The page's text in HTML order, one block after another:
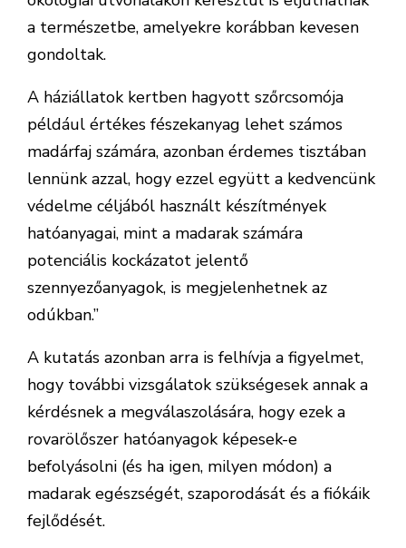
a természetbe, amelyekre korábban kevesen
gondoltak.
A háziállatok kertben hagyott szőrcsomója
például értékes fészekanyag lehet számos
madárfaj számára, azonban érdemes tisztában
lennünk azzal, hogy ezzel együtt a kedvencünk
védelme céljából használt készítmények
hatóanyagai, mint a madarak számára
potenciális kockázatot jelentő
szennyezőanyagok, is megjelenhetnek az
odúkban.”
A kutatás azonban arra is felhívja a figyelmet,
hogy további vizsgálatok szükségesek annak a
kérdésnek a megválaszolására, hogy ezek a
rovarölőszer hatóanyagok képesek-e
befolyásolni (és ha igen, milyen módon) a
madarak egészségét, szaporodását és a fiókáik
fejlődését.